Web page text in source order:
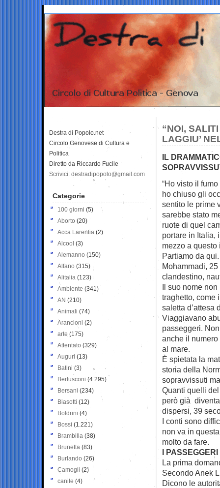
“NOI,
LAGGIU’
IL
“Ho visto il
ho chiuso gli
sentito le prime
sarebbe stato
ruote di quel
portare in Italia,
mezzo a questo
Partiamo da
Mohammadi,
clandestino,
Il suo nome
traghetto, come
saletta d’attesa
Viaggiavano
passeggeri.
anche il
al mare.
È spietata la
storia della
sopravvissuti
Quanti quelli
però già
dispersi, 39
I conti sono
non va in
molto da fare.
I PASSEGGERI
La prima
Secondo Anek
Dicono le
Destra di Popolo.net
Circolo Genovese di Cultura e
Politica
Diretto da Riccardo Fucile
Scrivici: destradipopolo@gmail.com
Categorie
100 giorni (5)
Aborto (20)
Acca Larentia (2)
Alcool (3)
Alemanno (150)
Alfano (315)
Alitalia (123)
Ambiente (341)
AN (210)
Animali (74)
Arancioni (2)
arte (175)
Attentato (329)
Auguri (13)
Batini (3)
Berlusconi (4.295)
Bersani (234)
Biasotti (12)
Boldrini (4)
Bossi (1.221)
Brambilla (38)
Brunetta (83)
Burlando (26)
Camogli (2)
canile (4)